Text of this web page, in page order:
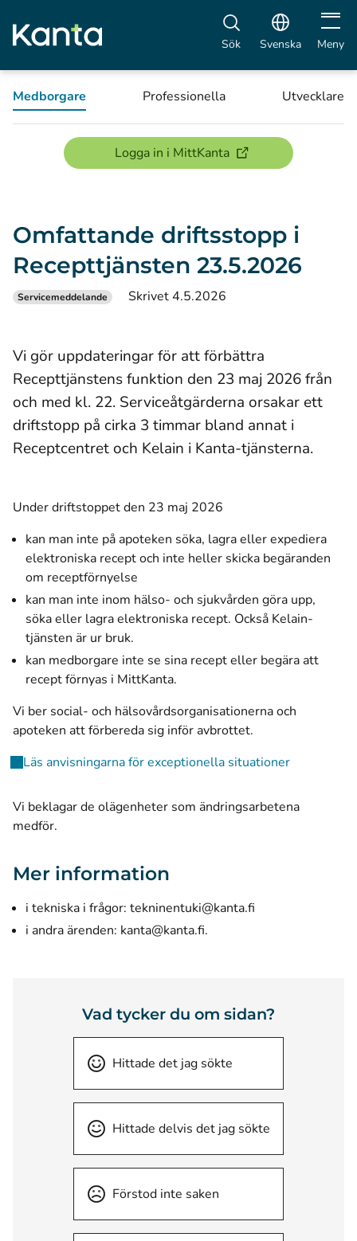
Sök Svenska Öppna
Meny
Medborgare Professionella Utvecklare
Logga in i MittKanta(öppnas i ett nytt
Omfattande driftsstopp i
Recepttjänsten 23.5.2026
Servicemeddelande Skrivet 4.5.2026
Vi gör uppdateringar för att förbättra
Recepttjänstens funktion den 23 maj 2026 från
och med kl. 22. Serviceåtgärderna orsakar ett
driftstopp på cirka 3 timmar bland annat i
Receptcentret och Kelain i Kanta-tjänsterna.
Under driftstoppet den 23 maj 2026
kan man inte på apoteken söka, lagra eller expediera
elektroniska recept och inte heller skicka begäranden
om receptförnyelse
kan man inte inom hälso- och sjukvården göra upp,
söka eller lagra elektroniska recept. Också Kelain-
tjänsten är ur bruk.
kan medborgare inte se sina recept eller begära att
recept förnyas i MittKanta.
Vi ber social- och hälsovårdsorganisationerna och
apoteken att förbereda sig inför avbrottet.
Läs anvisningarna för exceptionella situationer
Vi beklagar de olägenheter som ändringsarbetena
medför.
Mer information
i tekniska i frågor: tekninentuki@kanta.fi
i andra ärenden: kanta@kanta.fi.
Vad tycker du om sidan?
Hittade det jag sökte
Hittade delvis det jag sökte
Förstod inte saken